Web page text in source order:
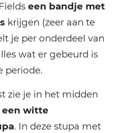
een bandje met
krijgen (zeer aan te
je per onderdeel van
wat er gebeurd is
periode.
zie je in het midden
een witte
. In deze stupa met